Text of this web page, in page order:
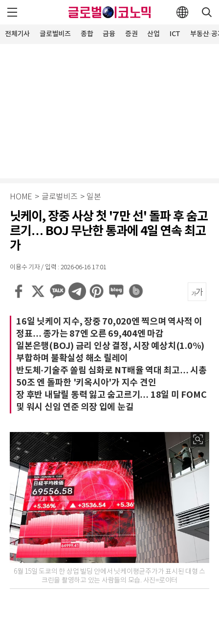
전체기사 글로벌비즈 종합 금융 증권 산업 ICT 부동산·
HOME > 글로벌비즈 > 일본
닛케이, 장중 사상 첫 '7만 선' 돌파 후 숨고
르기… BOJ 무난한 통과에 4일 연속 최고
가
이용수 기자 / 입력 : 2026-06-16 17:01
16일 닛케이 지수, 장중 70,020엔 찍으며 역사적 이
정표… 종가는 87엔 오른 69,404엔 마감
일본은행(BOJ) 금리 인상 결정, 시장 예상치(1.0%)
부합하며 불확실성 해소 릴레이
반도체·기술주 쏠림 심화로 NT배율 역대 최고… 시총
50조 엔 돌파한 '키옥시아'가 지수 견인
장 후반 내달릴 동력 잃고 숨고르기… 18일 미 FOMC
및 워시 신임 연준 의장 입에 눈길
6월 15일 도쿄의 한 상업 빌딩 안에서 닛케이평균주가가 표시된 대형 스
크린을 촬영하고 있는 사람들의 모습. 사진=로이터